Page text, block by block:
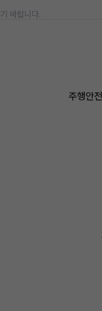
바랍니다.
주행안